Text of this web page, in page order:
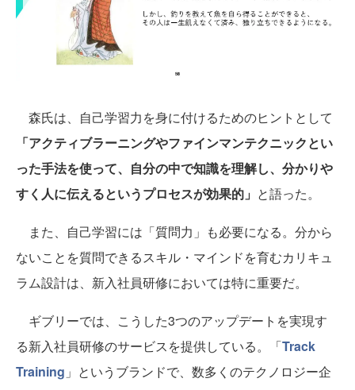
森氏は、自己学習力を身に付けるためのヒントとして
「アクティブラーニングやファインマンテクニックとい
った手法を使って、自分の中で知識を理解し、分かりや
すく人に伝えるというプロセスが効果的」 と語った。
また、自己学習には「質問力」も必要になる。分から
ないことを質問できるスキル・マインドを育むカリキュ
ラム設計は、新入社員研修においては特に重要だ。
ギブリーでは、こうした3つのアップデートを実現す
る新入社員研修のサービスを提供している。「Track
Training 」というブランドで、数多くのテクノロジー企